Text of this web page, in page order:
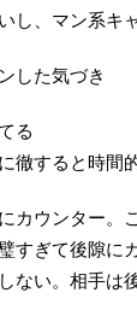
し、マン系キ
した気づき
る
徹すると時間
カウンター。
すぎて後隙に
ない。相手は